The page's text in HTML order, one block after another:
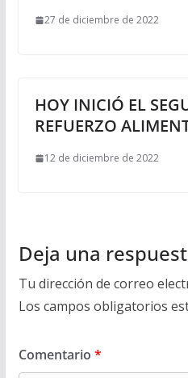
27 de diciembre de 2022
HOY INICIÓ EL
REFUERZO
12 de diciembre de 2022
Deja una
Tu dirección de correo
Los campos obligatorios
Comentario *